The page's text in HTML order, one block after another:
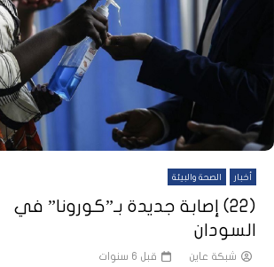
شاهد
عملتان وتطبيق مصرفي واحد.. كيف
تشظى النظام المصرفي في حرب
تصدر
ديون
شاهد
عملتان وتطبيق مصرفي واحد.. كيف
تشظى النظام المصرفي في حرب
هجمات
على
أخبار الصحة والبيئة
(22) إصابة جديدة بـ”كورونا” في
السودان
شبكة عاين قبل 6 سنوات